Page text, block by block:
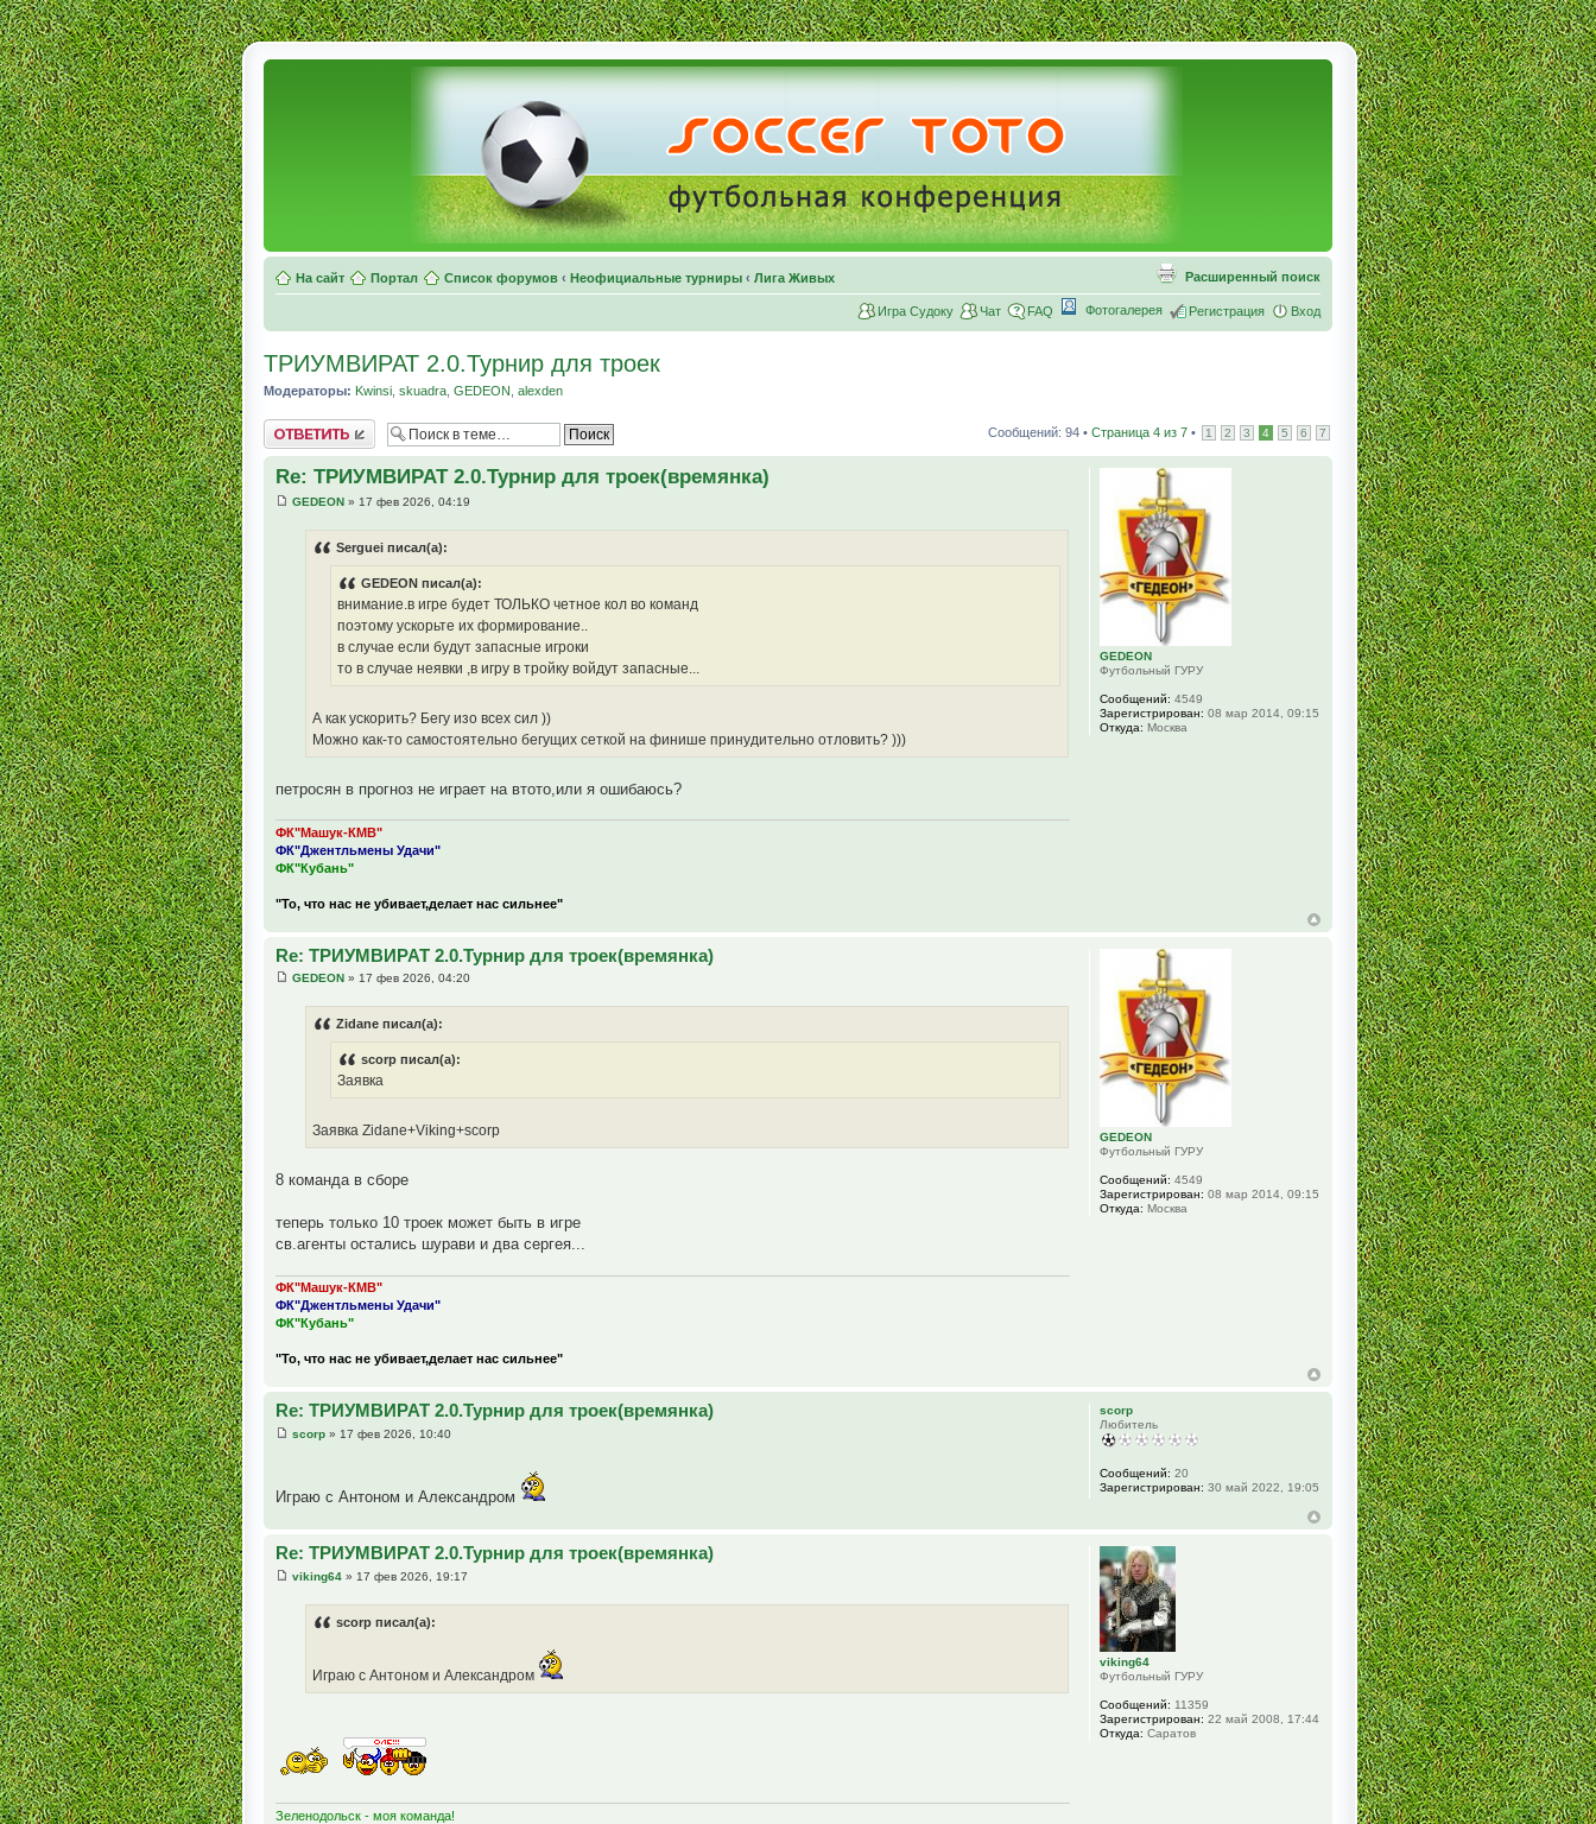
На сайт Портал Список форумов ‹ Неофициальные турниры ‹ Лига Живых Расширенный поиск
Игра Судоку Чат FAQ Фотогалерея Регистрация Вход
ТРИУМВИРАТ 2.0.Турнир для троек
Модераторы: Kwinsi skuadra GEDEON alexden
Комментировать Сообщений: 94 • Страница 4 из 7 • 1 2 3 4 5 6 7
Re: ТРИУМВИРАТ 2.0.Турнир для троек(времянка)
GEDEON » 17 фев 2026, 04:19
Serguei писал(а):
GEDEON писал(а):
внимание.в игре будет ТОЛЬКО четное кол во команд
поэтому ускорьте их формирование..
в случае если будут запасные игроки
то в случае неявки ,в игру в тройку войдут запасные...
А как ускорить? Бегу изо всех сил ))
Можно как-то самостоятельно бегущих сеткой на финише принудительно отловить? )))
петросян в прогноз не играет на втото,или я ошибаюсь?
ФК"Машук-КМВ"
ФК"Джентльмены Удачи"
ФК"Кубань"
"То, что нас не убивает,делает нас сильнее"
GEDEON
Футбольный ГУРУ
Сообщений: 4549
Зарегистрирован: 08 мар 2014, 09:15
Откуда: Москва
Re: ТРИУМВИРАТ 2.0.Турнир для троек(времянка)
GEDEON » 17 фев 2026, 04:20
Zidane писал(а):
scorp писал(а):
Заявка
Заявка Zidane+Viking+scorp
8 команда в сборе
теперь только 10 троек может быть в игре
св.агенты остались шурави и два сергея...
ФК"Машук-КМВ"
ФК"Джентльмены Удачи"
ФК"Кубань"
"То, что нас не убивает,делает нас сильнее"
GEDEON
Футбольный ГУРУ
Сообщений: 4549
Зарегистрирован: 08 мар 2014, 09:15
Откуда: Москва
Re: ТРИУМВИРАТ 2.0.Турнир для троек(времянка)
scorp » 17 фев 2026, 10:40
Играю с Антоном и Александром
scorp
Любитель
Сообщений: 20
Зарегистрирован: 30 май 2022, 19:05
Re: ТРИУМВИРАТ 2.0.Турнир для троек(времянка)
viking64 » 17 фев 2026, 19:17
scorp писал(а):
Играю с Антоном и Александром
Зеленодольск - моя команда!
viking64
Футбольный ГУРУ
Сообщений: 11359
Зарегистрирован: 22 май 2008, 17:44
Откуда: Саратов